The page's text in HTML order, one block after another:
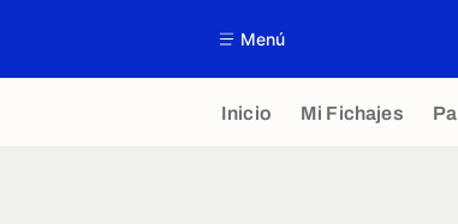
Menú
Inicio Mi Fichajes